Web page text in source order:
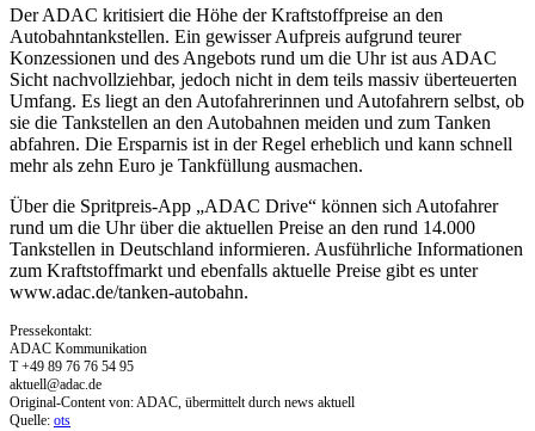
Der ADAC kritisiert die Höhe der Kraftstoffpreise an den
Autobahntankstellen. Ein gewisser Aufpreis aufgrund teurer
Konzessionen und des Angebots rund um die Uhr ist aus ADAC
Sicht nachvollziehbar, jedoch nicht in dem teils massiv überteuerten
Umfang. Es liegt an den Autofahrerinnen und Autofahrern selbst, ob
sie die Tankstellen an den Autobahnen meiden und zum Tanken
abfahren. Die Ersparnis ist in der Regel erheblich und kann schnell
mehr als zehn Euro je Tankfüllung ausmachen.
Über die Spritpreis-App „ADAC Drive“ können sich Autofahrer
rund um die Uhr über die aktuellen Preise an den rund 14.000
Tankstellen in Deutschland informieren. Ausführliche Informationen
zum Kraftstoffmarkt und ebenfalls aktuelle Preise gibt es unter
www.adac.de/tanken-autobahn.
Pressekontakt:
ADAC Kommunikation
T +49 89 76 76 54 95
aktuell@adac.de
Original-Content von: ADAC, übermittelt durch news aktuell
Quelle: ots